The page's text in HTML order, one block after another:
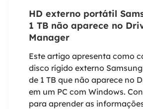
HD externo portátil
1 TB não aparece no
Manager
Este artigo apresenta como
disco rígido externo
de 1 TB que não aparece no
em um PC com Windows.
para aprender as